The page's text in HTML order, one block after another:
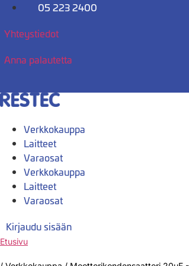
Mene
05 223 2400
Yhteystiedot
Anna palautetta
Verkkokauppa
Laitteet
Varaosat
Verkkokauppa
Laitteet
Varaosat
Kirjaudu sisään
Etusivu